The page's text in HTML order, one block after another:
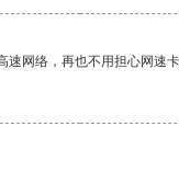
网络，再也不用担心网